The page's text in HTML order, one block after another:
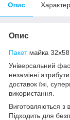
Опис
Опис
Пакетмайка 32х58
Універсальний
незамінні
доставок їжі,
використання.
Виготовляються з
Підходить для